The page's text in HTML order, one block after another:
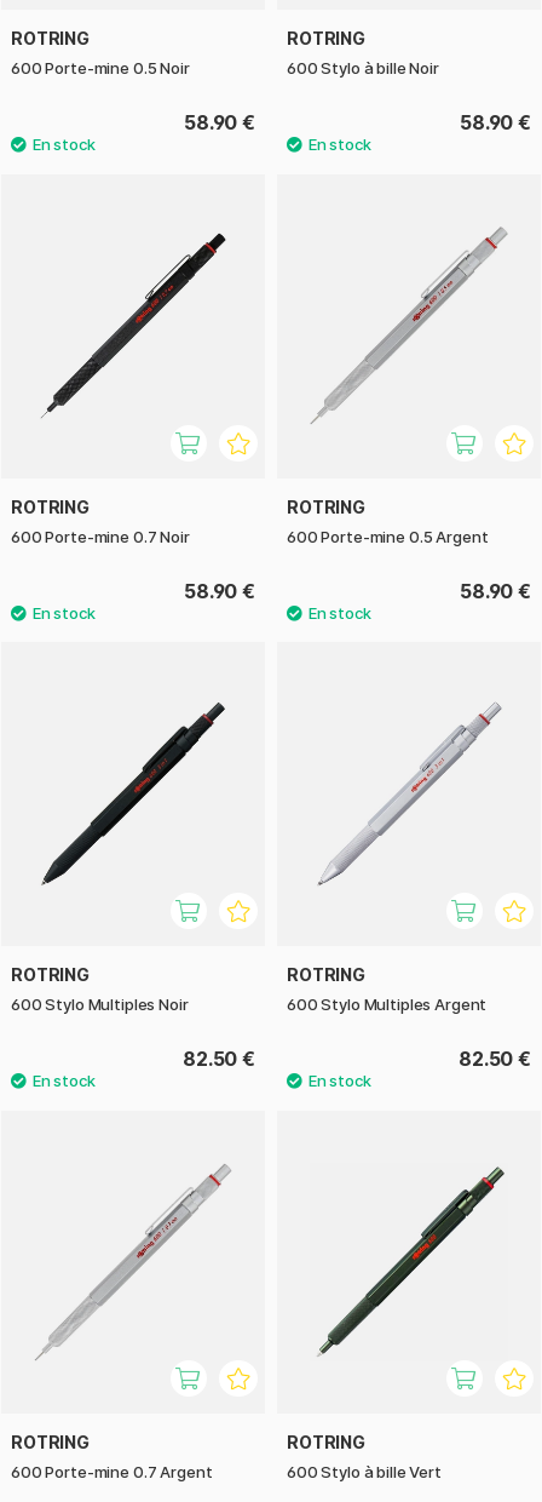
ROTRING
600 Porte-mine 0.5 Noir
58.90 €
ROTRING
600 Stylo à bille Noir
58.90 €
ROTRING
600 Porte-mine 0.7 Noir
58.90 €
ROTRING
600 Porte-mine 0.5 Argent
58.90 €
ROTRING
600 Stylo Multiples Noir
82.50 €
ROTRING
600 Stylo Multiples Argent
82.50 €
ROTRING
600 Porte-mine 0.7 Argent
ROTRING
600 Stylo à bille Vert